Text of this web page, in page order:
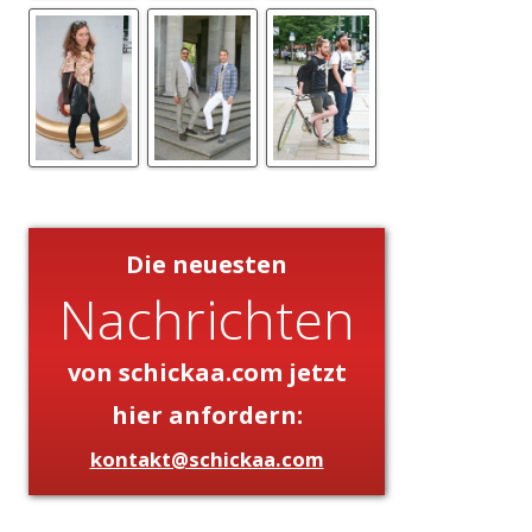
Die neuesten
Nachrichten
von schickaa.com jetzt
hier anfordern:
kontakt@schickaa.com